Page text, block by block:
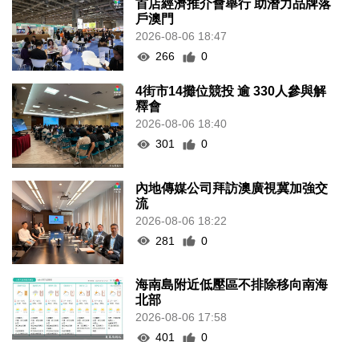
首店經濟推介會舉行 助潛力品牌落
戶澳門
2026-08-06 18:47
266
0
4街市14攤位競投 逾 330人參與解
釋會
2026-08-06 18:40
301
0
內地傳媒公司拜訪澳廣視冀加強交
流
2026-08-06 18:22
281
0
海南島附近低壓區不排除移向南海
北部
2026-08-06 17:58
401
0